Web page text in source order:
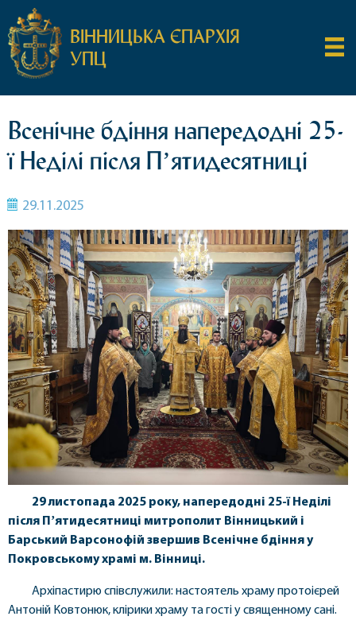
ВІННИЦЬКА ЄПАРХІЯ
УПЦ
Всенічне бдіння напередодні 25-
ї Неділі після Пʼятидесятниці
29.11.2025
29листопада 2025 року, напередодні 25-ї Неділі
після Пʼятидесятниці митрополит Вінницький і
Барський Варсонофій звершив Всенічне бдіння у
Покровському храмі м. Вінниці.
Архіпастирю співслужили: настоятель храму протоієрей
Антоній Ковтонюк, клірики храму та гості у священному сані.